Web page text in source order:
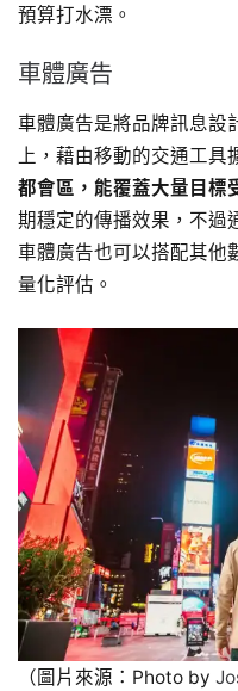
預算打水漂。
車體廣告
車體廣告是將品牌訊息設
上，藉由移動的交通工
都會區，能覆蓋大量目標
期穩定的傳播效果，不過
車體廣告也可以搭配其他
量化評估。
（圖片來源：Photo by